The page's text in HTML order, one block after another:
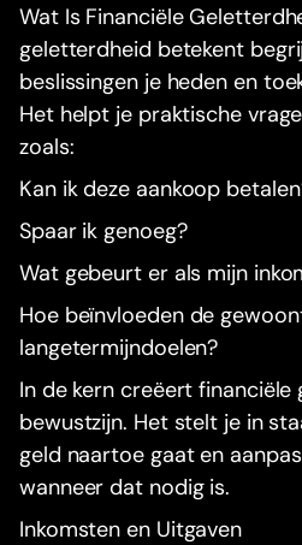
Wat Is Financiële
geletterdheid betekent
beslissingen je heden en
Het helpt je praktische
zoals:
Kan ik deze aankoop
Spaar ik genoeg?
Wat gebeurt er als mijn
Hoe beïnvloeden de
langetermijndoelen?
In de kern creëert financiële
bewustzijn. Het stelt je in
geld naartoe gaat en
wanneer dat nodig is.
Inkomsten en Uitgaven